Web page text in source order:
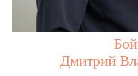
Дмитрий